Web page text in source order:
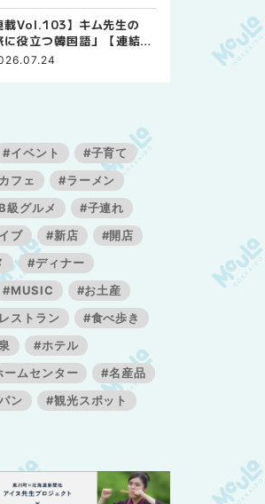
載Vol.103】キム先生の
に役立つ韓国語」【連結語
ついて その3】
#イベント
#子育て
フェ
#ラーメン
級グルメ
#子連れ
ブ #新店
#開店
#ディナー
#MUSIC
#お土産
ストラン
#食べ歩き
#ホテル
ムセンター
#名産品
ン
#観光スポット